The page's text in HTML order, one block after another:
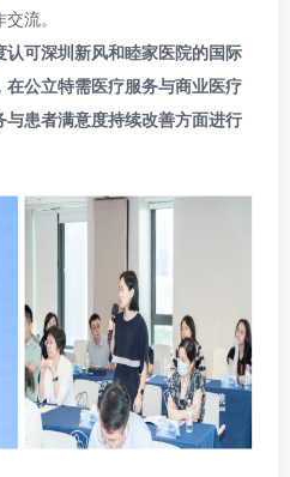
流。
可深圳新风和睦家医院的国际
在公立特需医疗服务与商业医疗
与患者满意度持续改善方面进行